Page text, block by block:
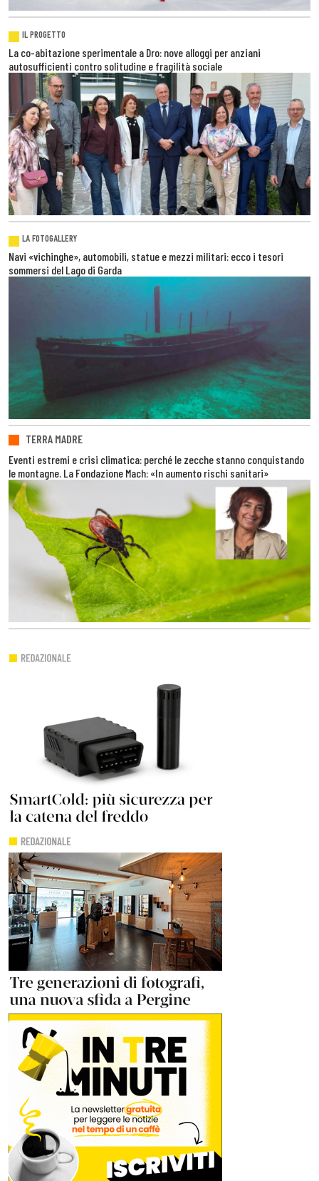
IL PROGETTO
La co-abitazione sperimentale a Dro: nove alloggi per anziani
autosufficienti contro solitudine e fragilità sociale
LA FOTOGALLERY
Navi «vichinghe», automobili, statue e mezzi militari: ecco i tesori
sommersi del Lago di Garda
TERRA MADRE
Eventi estremi e crisi climatica: perché le zecche stanno conquistando
le montagne. La Fondazione Mach: «In aumento rischi sanitari»